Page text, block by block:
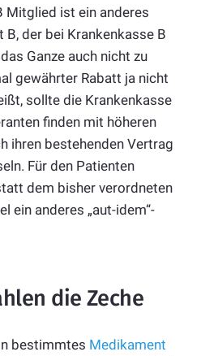
Mitglied ist ein anderes
der bei Krankenkasse B
Ganze auch nicht zu
gewährter Rabatt ja nicht
sollte die Krankenkasse
finden mit höheren
ihren bestehenden Vertrag
Für den Patienten
dem bisher verordneten
ein anderes „aut-idem“-
die Zeche
bestimmtes Medikament